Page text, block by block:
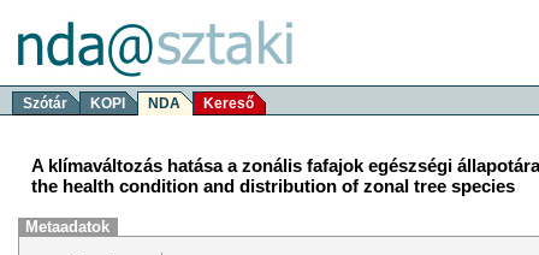
Szótár KOPI NDA Kereső
A klímaváltozás hatása a zonális fafajok egészségi
the health condition and distribution of zonal tree species
Metaadatok